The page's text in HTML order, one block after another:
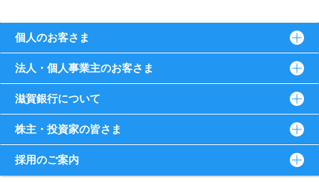
個人のお客さま
法人・個人事業主のお客さま
滋賀銀行について
株主・投資家の皆さま
採用のご案内